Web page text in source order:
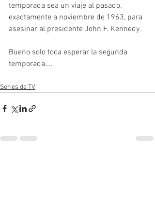
temporada sea un viaje al pasado,
exactamente a noviembre de 1963, para
asesinar al presidente John F. Kennedy.
Bueno solo toca esperar la segunda
temporada....
Series de TV